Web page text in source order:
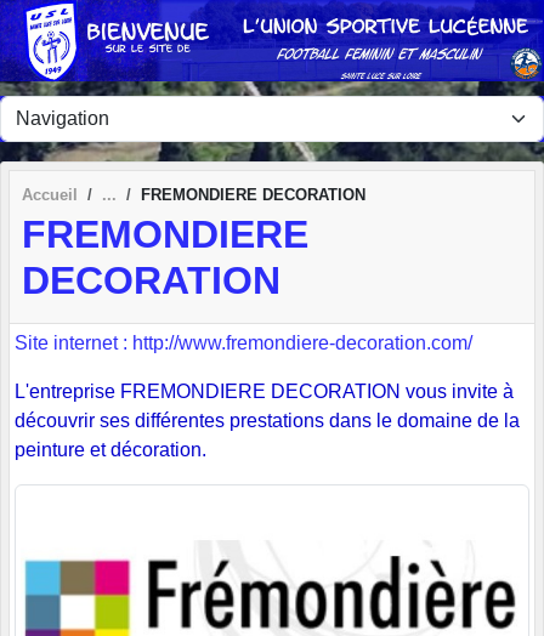
Accueil FREMONDIERE DECORATION
FREMONDIERE
DECORATION
Site internet : http://www.fremondiere-decoration.com/
L'entreprise FREMONDIERE DECORATION vous invite à
découvrir ses différentes prestations dans le domaine de la
peinture et décoration.
Panneau de gestion des cookies